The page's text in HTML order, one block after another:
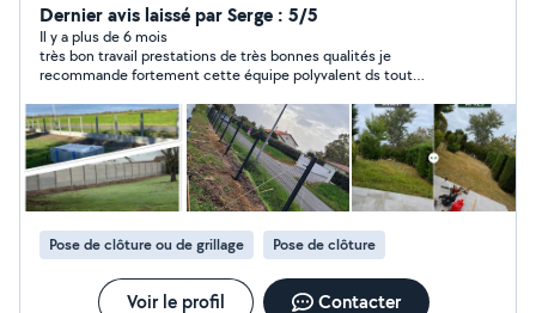
déchets Création, clôture et terrasse
Dernier avis laissé par Serge : 5/5
Il y a plus de 6 mois
très bon travail prestations de très bonnes qualités je
recommande fortement cette équipe polyvalent ds tout
Pose de clôture ou de grillage Pose de clôture
Voir le profil Contacter